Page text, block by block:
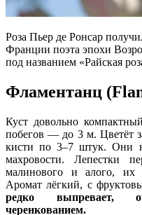
Роза Пьер де Ронсар
Франции поэта эпохи
под названием «Райская
Фламентанц
Куст довольно
побегов — до 3 м. Цветёт
кисти по 3–7 штук. Они
махровости. Лепестки
малинового и алого, их
Аромат лёгкий, с
редко выпревает,
черенкованием.